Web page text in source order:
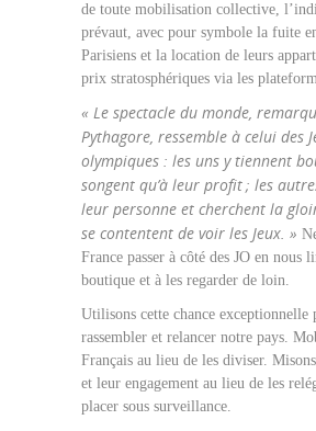
de toute mobilisation collective,
prévaut, avec pour symbole la fuite
Parisiens et la location de leurs
prix stratosphériques via les
« Le spectacle du monde,
Pythagore, ressemble à celui des
olympiques : les uns y tiennent
songent qu’à leur profit ; les
leur personne et cherchent la
se contentent de voir les Jeux. »
France passer à côté des JO en nous
boutique et à les regarder de loin.
Utilisons cette chance exceptionnelle
rassembler et relancer notre pays.
Français au lieu de les diviser.
et leur engagement au lieu de les
placer sous surveillance.